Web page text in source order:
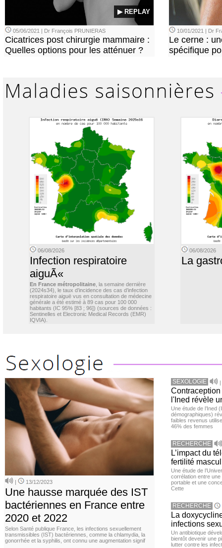
▶ REPLAY
05/06/2021 | Dr François PRUNIERAS
Cicatrices post chirurgie mammaire :
Quelles options pour les atténuer ?
10/01/2021 | Dr
Le cerne :
spécifique
06/08/2026
Infection respiratoire
aiguÃ«
En France métropolitaine , la semaine dernière
(2024s34), le taux d’incidence des cas d’infection
respiratoire aiguë vus en consultation de médecine
générale a été estimé à 89 cas pour 100 000
habitants (IC 95% [83 ; 96]) (sources de données :
Sentinelles et Electronic Medical Records (EMR)
IQVIA).
06/08/2026
La
| 13/12/2023
Une hausse marquée des IST
bactériennes en France entre
2020 et 2022
Selon Santé publique France, les infections sexuellement
transmissibles (IST) bactériennes, comme la chlamydia, la
gonorrhée et la syphilis, ont connu une augmentation signif
SEXOLOGIE |
l'Ined révèle
Une étude de l’Ined
démographiques)
faibles revenus
46% des femmes
RECHERCHE
L’impact du
fertilité
Une étude de
corrélation entre une
portable et une
Cette
RECHERCHE
La
infections
Un antibiotique
bientôt devenir une
lutter contre les